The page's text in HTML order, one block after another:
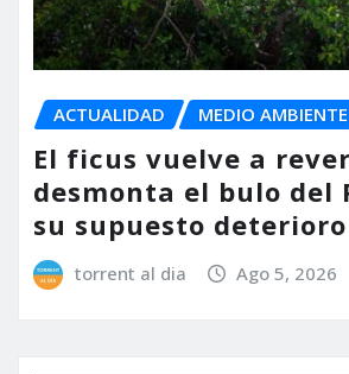
ACTUALIDAD MEDIO AMBIENTE
El ficus vuelve a
desmonta el bulo del
su supuesto deterioro
torrent al dia Ago 5, 2026